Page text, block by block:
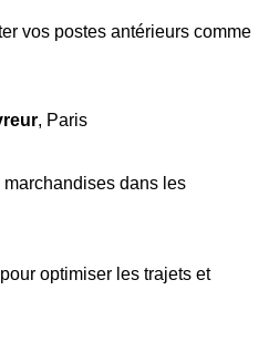
vos postes antérieurs comme
, Paris
dans les
optimiser les trajets et